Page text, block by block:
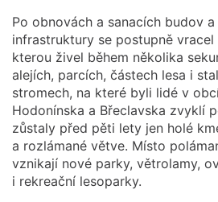
Po obnovách a sanacích budov
infrastruktury se postupně
kterou živel během několika
alejích, parcích, částech lesa i
stromech, na které byli lidé v
Hodonínska a Břeclavska zvyklí
zůstaly před pěti lety jen holé
a rozlámané větve. Místo
vznikají nové parky, větrolamy,
i rekreační lesoparky.